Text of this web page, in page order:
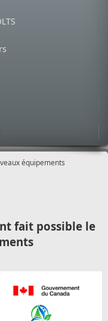
équipements
fait possible le